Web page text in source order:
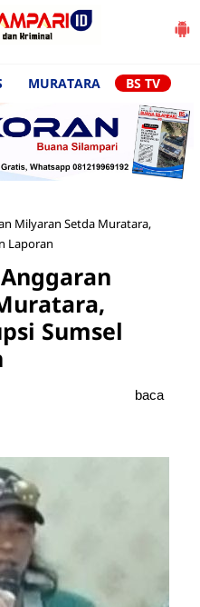
MURATARA BS TV
Milyaran Setda Muratara,
Laporan
Sumsel
baca